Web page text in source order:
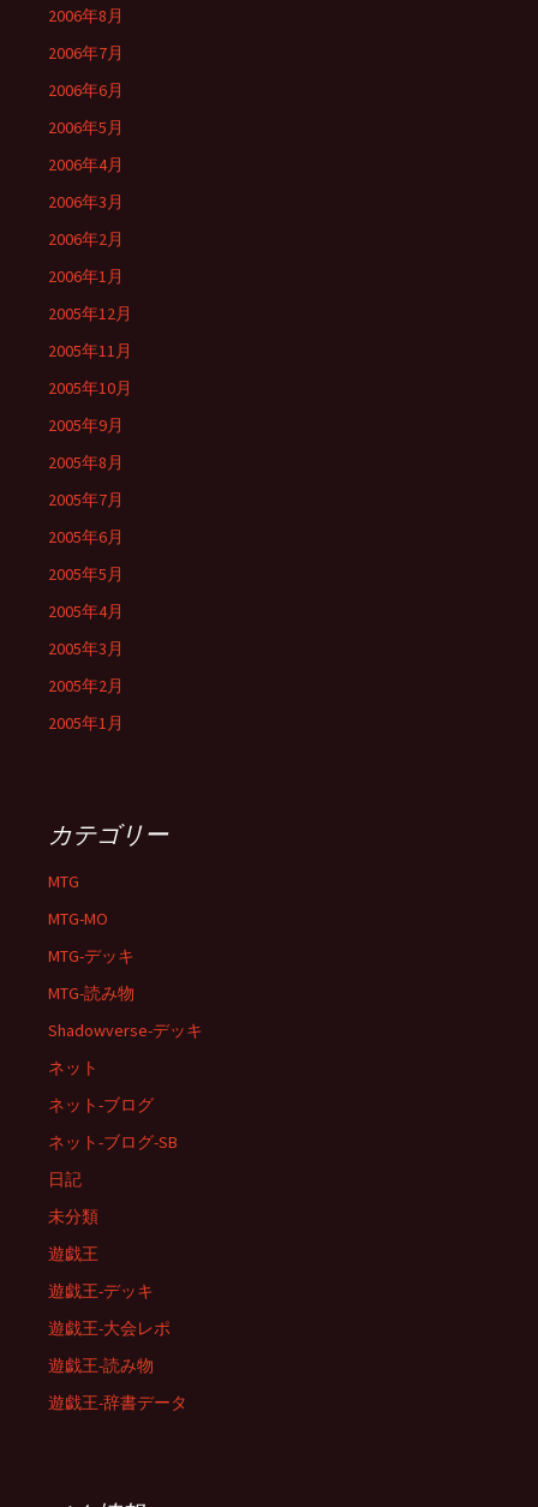
2006年8月
2006年7月
2006年6月
2006年5月
2006年4月
2006年3月
2006年2月
2006年1月
2005年12月
2005年11月
2005年10月
2005年9月
2005年8月
2005年7月
2005年6月
2005年5月
2005年4月
2005年3月
2005年2月
2005年1月
カテゴリー
MTG
MTG-MO
MTG-デッキ
MTG-読み物
Shadowverse-デッキ
ネット
ネット-ブログ
ネット-ブログ-SB
日記
未分類
遊戯王
遊戯王-デッキ
遊戯王-大会レポ
遊戯王-読み物
遊戯王-辞書データ